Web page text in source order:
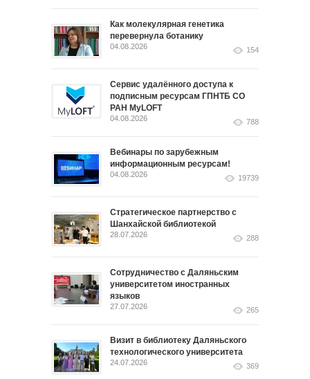
Как молекулярная генетика
перевернула ботанику
04.08.2026 154
Сервис удалённого доступа к
подписным ресурсам ГПНТБ СО
РАН MyLOFT
04.08.2026 788
Вебинары по зарубежным
информационным ресурсам!
04.08.2026 19739
Стратегическое партнерство с
Шанхайской библиотекой
28.07.2026 288
Сотрудничество с Даляньским
университетом иностранных
языков
27.07.2026 265
Визит в библиотеку Даляньского
технологического университета
24.07.2026 369